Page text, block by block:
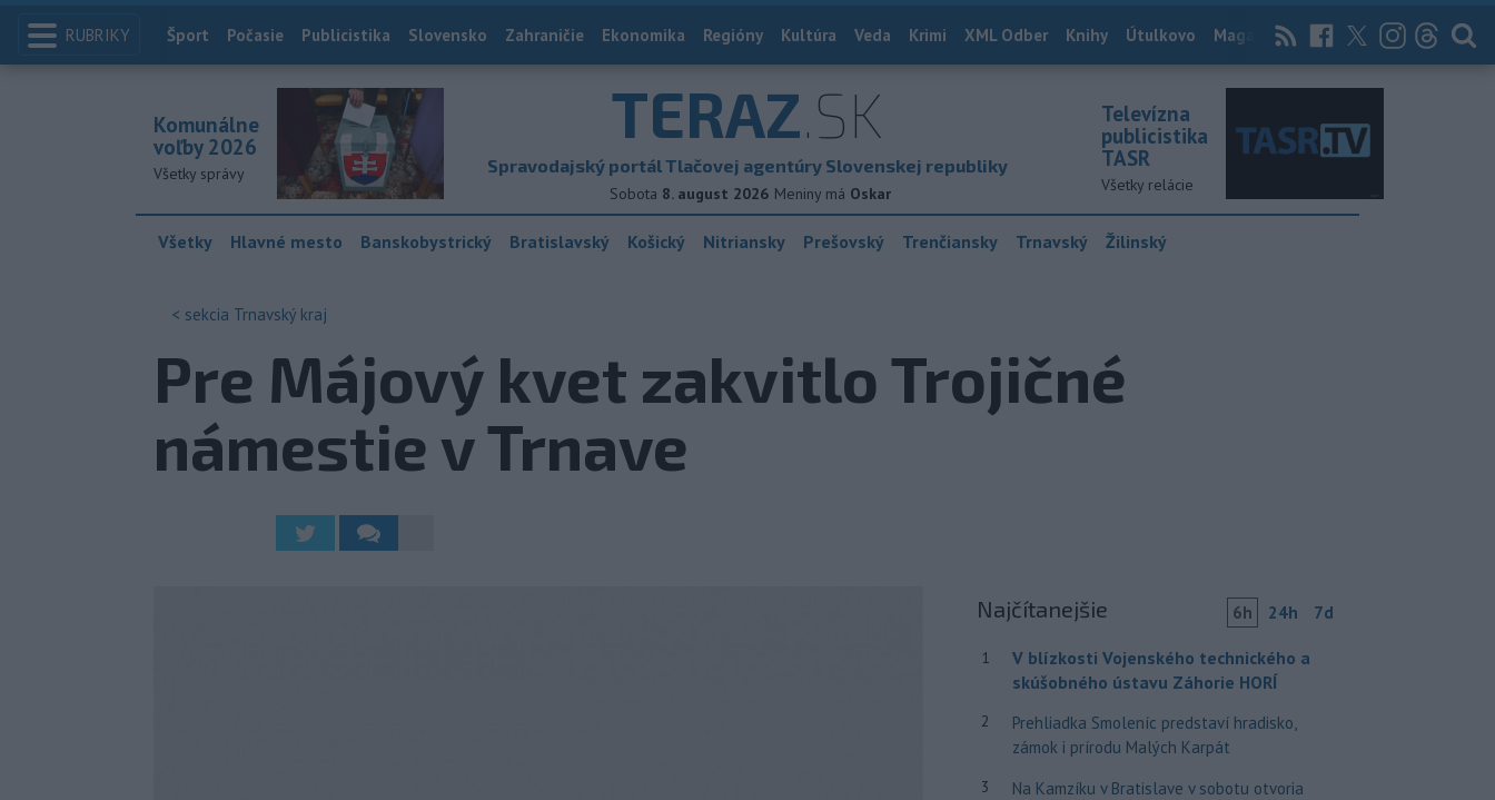
RUBRIKY Index
Šport Počasie Publicistika Slovensko Zahraničie Ekonomika Regióny Kultúra Veda Krimi XML Odber Knihy Útulkovo Magazín News Now Archív
TERAZ.SK
Spravodajský portál Tlačovej agentúry Slovenskej republiky
Sobota 8. august 2026 Meniny má Oskar
Komunálne
voľby 2026
Všetky správy
Televízna
publicistika
TASR
Všetky relácie
Všetky Hlavné mesto Banskobystrický Bratislavský Košický Nitriansky Prešovský Trenčiansky Trnavský Žilinský
< sekcia Trnavský kraj
Pre Májový kvet zakvitlo Trojičné
námestie v Trnave
Najčítanejšie 6h 24h 7d
1
V blízkosti Vojenského technického a
skúšobného ústavu Záhorie HORÍ
2
Prehliadka Smoleníc predstaví hradisko,
zámok i prírodu Malých Karpát
3
Na Kamzíku v Bratislave v sobotu otvoria